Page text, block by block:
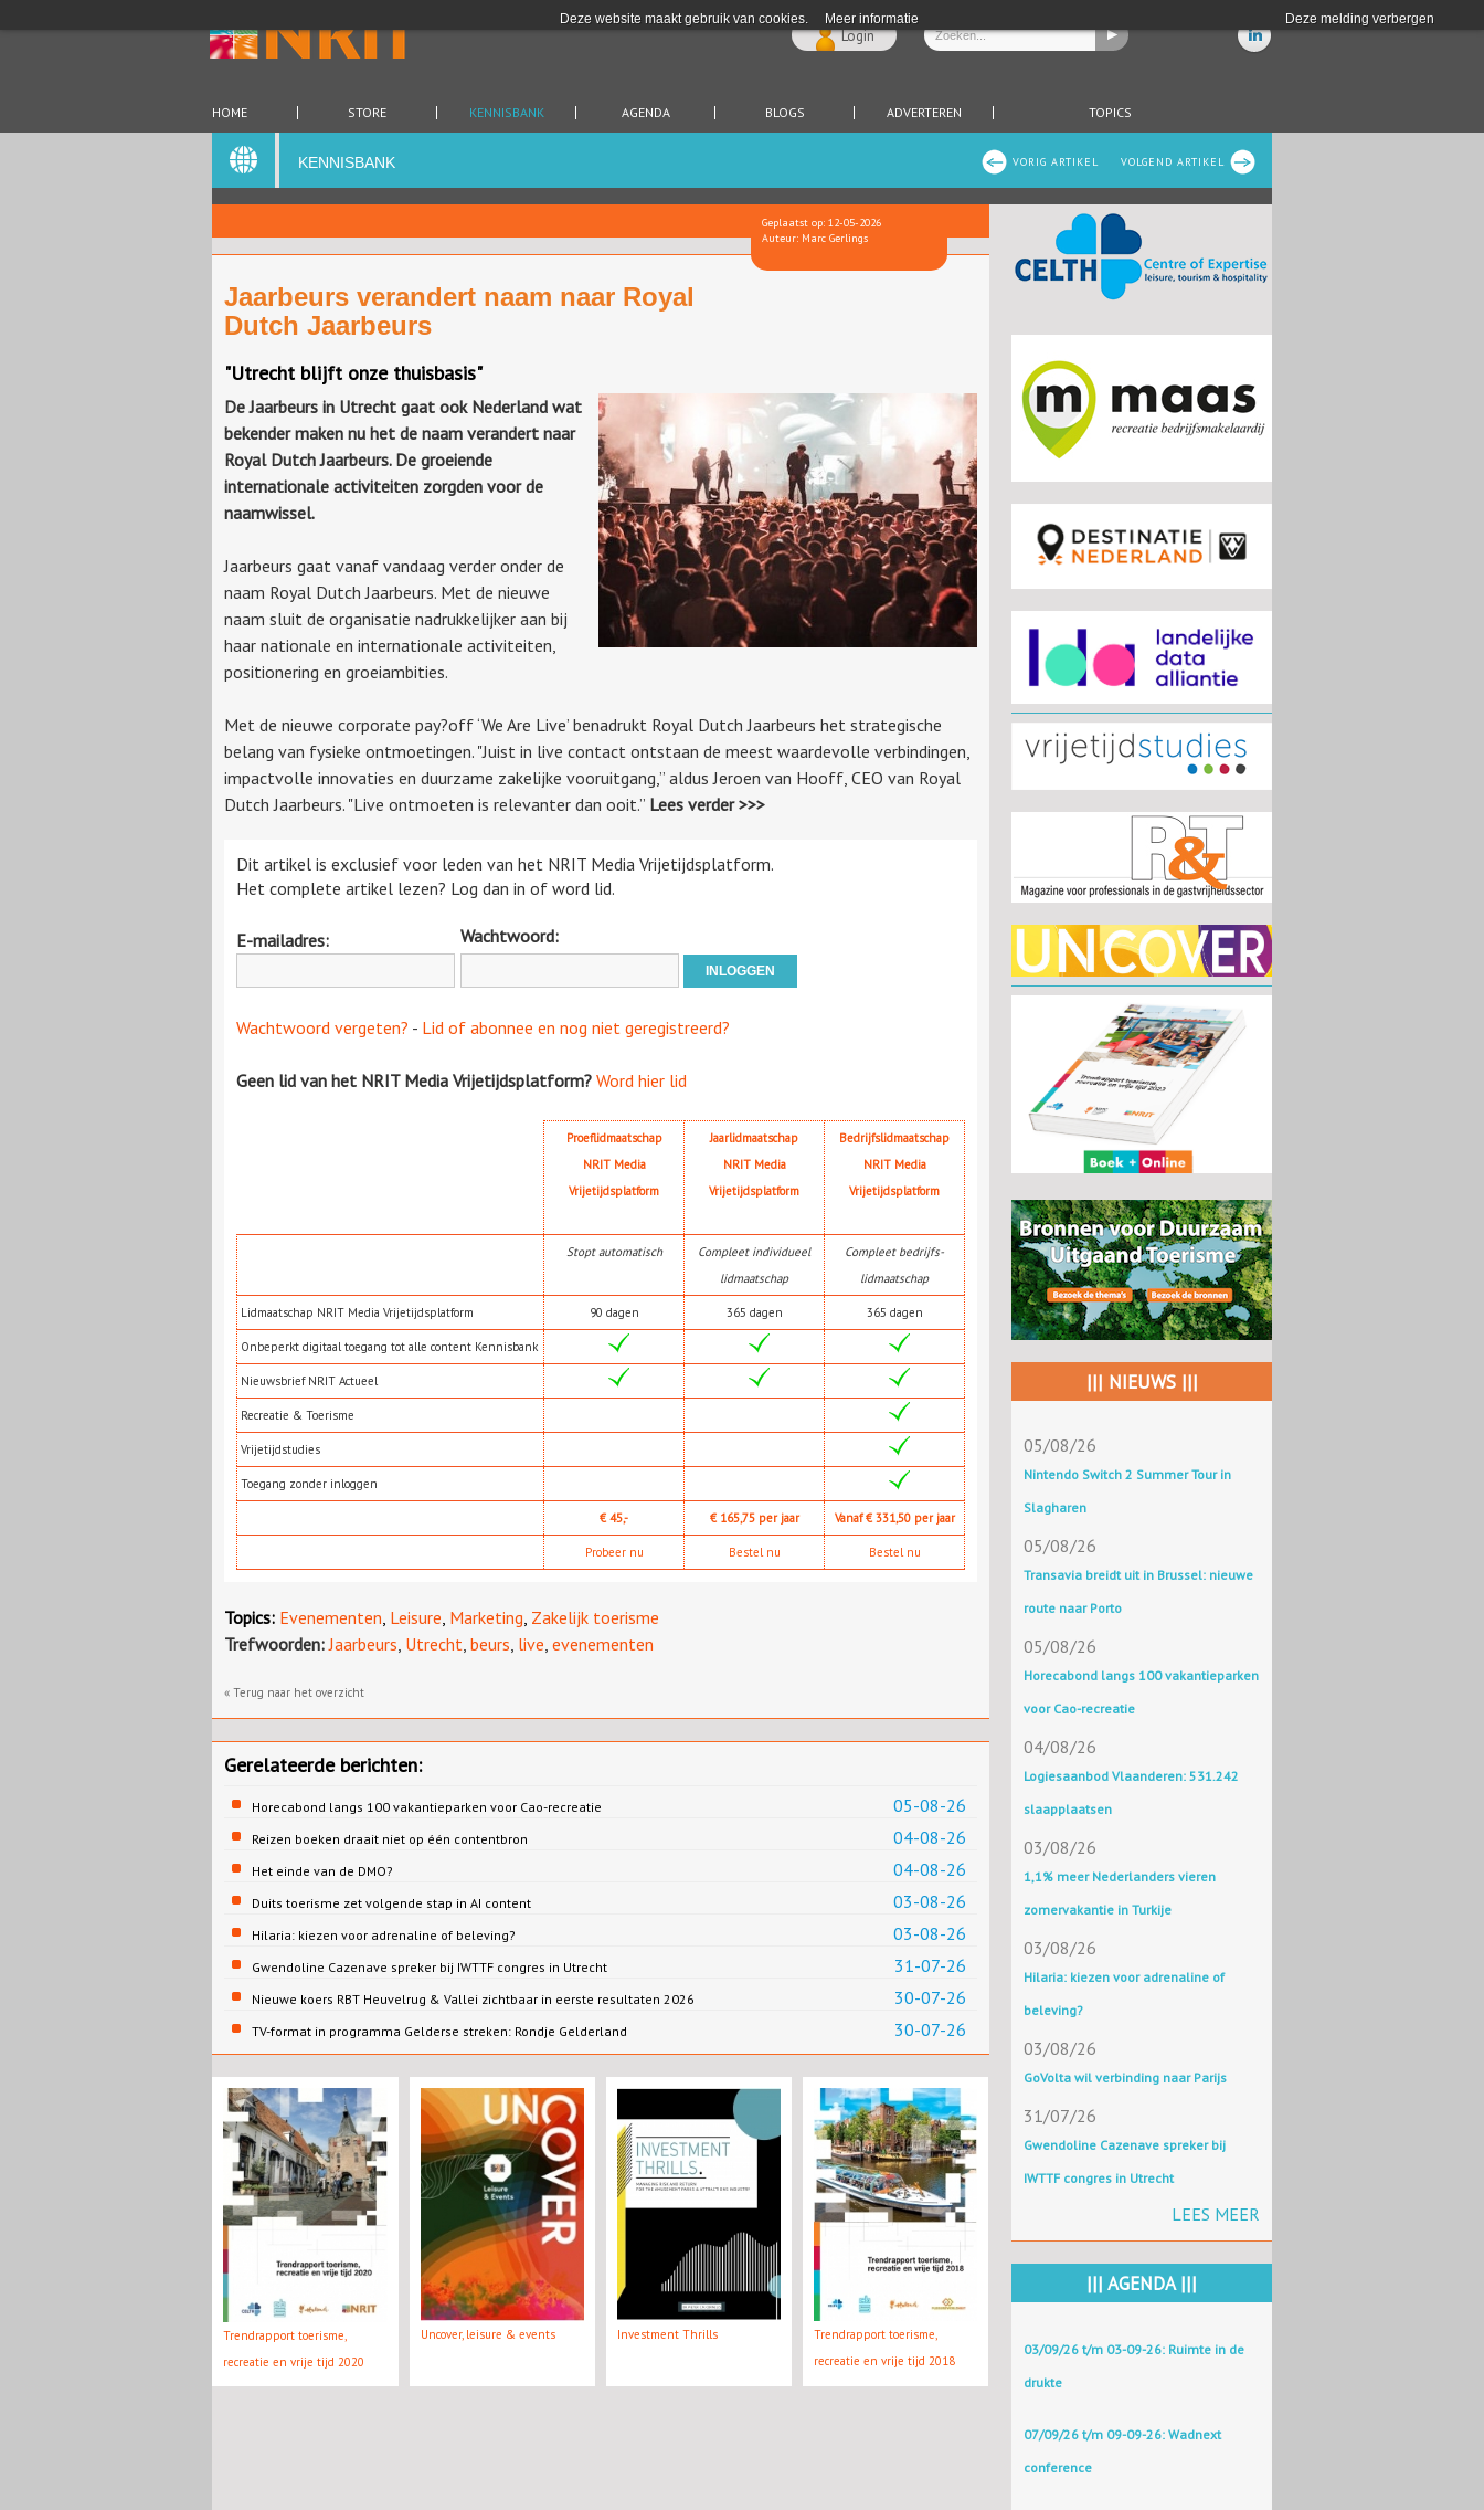
Deze website maakt gebruik van cookies. Meer informatie Deze melding verbergen
Login
HOME STORE KENNISBANK AGENDA BLOGS ADVERTEREN TOPICS
VOLGEND ARTIKEL
VORIG ARTIKEL
KENNISBANK
Geplaatst op: 12-05-2026
Auteur: Marc Gerlings
Jaarbeurs verandert naam naar Royal
Dutch Jaarbeurs
"Utrecht blijft onze thuisbasis"
De Jaarbeurs in Utrecht gaat ook Nederland wat
bekender maken nu het de naam verandert naar
Royal Dutch Jaarbeurs. De groeiende
internationale activiteiten zorgden voor de
naamwissel.
Jaarbeurs gaat vanaf vandaag verder onder de
naam Royal Dutch Jaarbeurs. Met de nieuwe
naam sluit de organisatie nadrukkelijker aan bij
haar nationale en internationale activiteiten,
positionering en groeiambities.
Met de nieuwe corporate pay?off ‘We Are Live’ benadrukt Royal Dutch Jaarbeurs het strategische
belang van fysieke ontmoetingen. "Juist in live contact ontstaan de meest waardevolle verbindingen,
impactvolle innovaties en duurzame zakelijke vooruitgang,” aldus Jeroen van Hooff, CEO van Royal
Dutch Jaarbeurs. "Live ontmoeten is relevanter dan ooit.” Lees verder >>>
Dit artikel is exclusief voor leden van het NRIT Media Vrijetijdsplatform.
Het complete artikel lezen? Log dan in of word lid.
E-mailadres: Wachtwoord:
Wachtwoord vergeten? - Lid of abonnee en nog niet geregistreerd?
Geen lid van het NRIT Media Vrijetijdsplatform? Word hier lid
Proeflidmaatschap
NRIT Media
Vrijetijdsplatform
Jaarlidmaatschap
NRIT Media
Vrijetijdsplatform
Bedrijfslidmaatschap
NRIT Media
Vrijetijdsplatform
Stopt automatisch
Compleet individueel
lidmaatschap
Compleet bedrijfs-
lidmaatschap
Lidmaatschap NRIT Media Vrijetijdsplatform 90 dagen 365 dagen 365 dagen
Onbeperkt digitaal toegang tot alle content Kennisbank
Nieuwsbrief NRIT Actueel
Recreatie & Toerisme
Vrijetijdstudies
Toegang zonder inloggen
€ 45,- € 165,75 per jaar Vanaf € 331,50 per jaar
Probeer nu Bestel nu Bestel nu
Topics: Evenementen Leisure Marketing Zakelijk toerisme
Trefwoorden: Jaarbeurs Utrecht beurs live evenementen
« Terug naar het overzicht
Gerelateerde berichten:
05-08-26
Horecabond langs 100 vakantieparken voor Cao-recreatie
04-08-26
Reizen boeken draait niet op één contentbron
04-08-26
Het einde van de DMO?
03-08-26
Duits toerisme zet volgende stap in AI content
03-08-26
Hilaria: kiezen voor adrenaline of beleving?
31-07-26
Gwendoline Cazenave spreker bij IWTTF congres in Utrecht
30-07-26
Nieuwe koers RBT Heuvelrug & Vallei zichtbaar in eerste resultaten 2026
30-07-26
TV-format in programma Gelderse streken: Rondje Gelderland
Trendrapport toerisme,
recreatie en vrije tijd 2020
Uncover, leisure & events Investment Thrills
Trendrapport toerisme,
recreatie en vrije tijd 2018
||| NIEUWS |||
05/08/26
Nintendo Switch 2 Summer Tour in
Slagharen
05/08/26
Transavia breidt uit in Brussel: nieuwe
route naar Porto
05/08/26
Horecabond langs 100 vakantieparken
voor Cao-recreatie
04/08/26
Logiesaanbod Vlaanderen: 531.242
slaapplaatsen
03/08/26
1,1% meer Nederlanders vieren
zomervakantie in Turkije
03/08/26
Hilaria: kiezen voor adrenaline of
beleving?
03/08/26
GoVolta wil verbinding naar Parijs
31/07/26
Gwendoline Cazenave spreker bij
IWTTF congres in Utrecht
LEES MEER
||| AGENDA |||
03/09/26 t/m 03-09-26: Ruimte in de
drukte
07/09/26 t/m 09-09-26: Wadnext
conference